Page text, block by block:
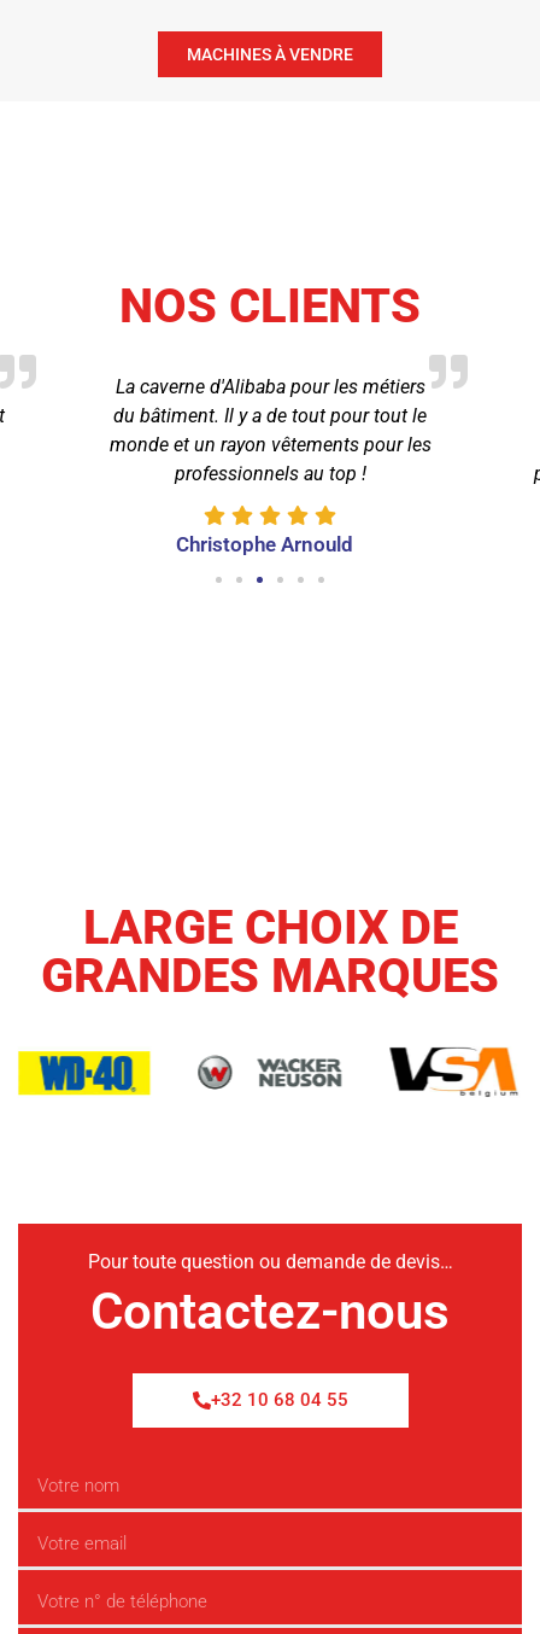
MACHINES À VENDRE
NOS CLIENTS
La caverne d'Alibaba pour les métiers
du bâtiment. Il y a de tout pour tout le
monde et un rayon vêtements pour les
professionnels au top !
Christophe Arnould
LARGE CHOIX DE
GRANDES MARQUES
Pour toute question ou demande de devis…
Contactez-nous
+32 10 68 04 55